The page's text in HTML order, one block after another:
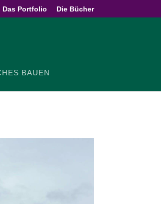
Das Portfolio Die Bücher
BAUEN